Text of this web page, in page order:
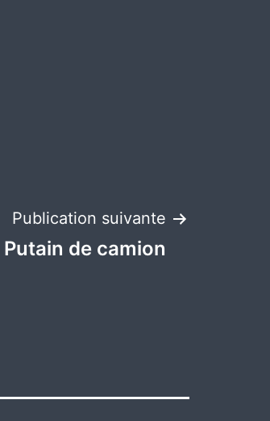
Publication suivante
Putain de camion